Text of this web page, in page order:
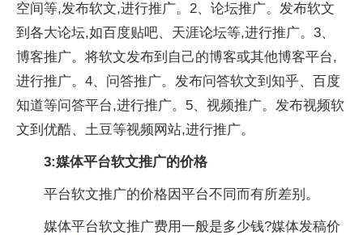
空间等,发布软文,进行推广。2、论坛推广。发布软文
到各大论坛,如百度贴吧、天涯论坛等,进行推广。3、
博客推广。将软文发布到自己的博客或其他博客平台,
进行推广。4、问答推广。发布问答软文到知乎、百度
知道等问答平台,进行推广。5、视频推广。发布视频软
文到优酷、土豆等视频网站,进行推广。
3:媒体平台软文推广的价格
平台软文推广的价格因平台不同而有所差别。
媒体平台软文推广费用一般是多少钱?媒体发稿价